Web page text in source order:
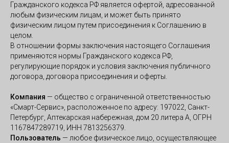
Гражданского кодекса РФ является офертой, адресованной
любым физическим лицам, и может быть принято
физическим лицом путем присоединения к Соглашению в
целом.
В отношении формы заключения настоящего Соглашения
применяются нормы Гражданского кодекса РФ,
регулирующие порядок и условия заключения публичного
договора, договора присоединения и оферты.
Компания — общество с ограниченной ответственностью
«Смарт-Сервис», расположенное по адресу: 197022, Санкт-
Петербург, Аптекарская набережная, дом 20 литера А, ОГРН
1167847289719, ИНН 7813256379.
Пользователь — любое физическое лицо, осуществляющее